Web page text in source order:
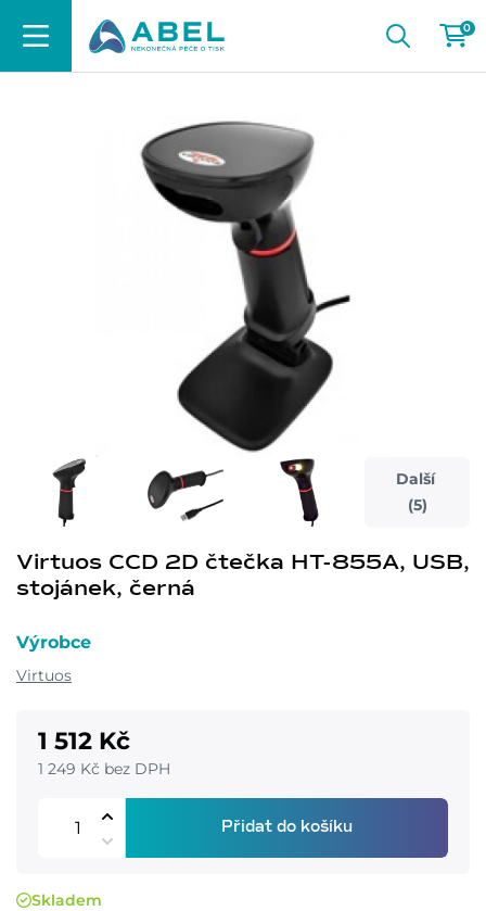
0
Další
(5)
Virtuos CCD 2D čtečka HT-855A, USB,
stojánek, černá
Výrobce
Virtuos
1 512 Kč
1 249 Kč bez DPH
Přidat do košíku
Skladem